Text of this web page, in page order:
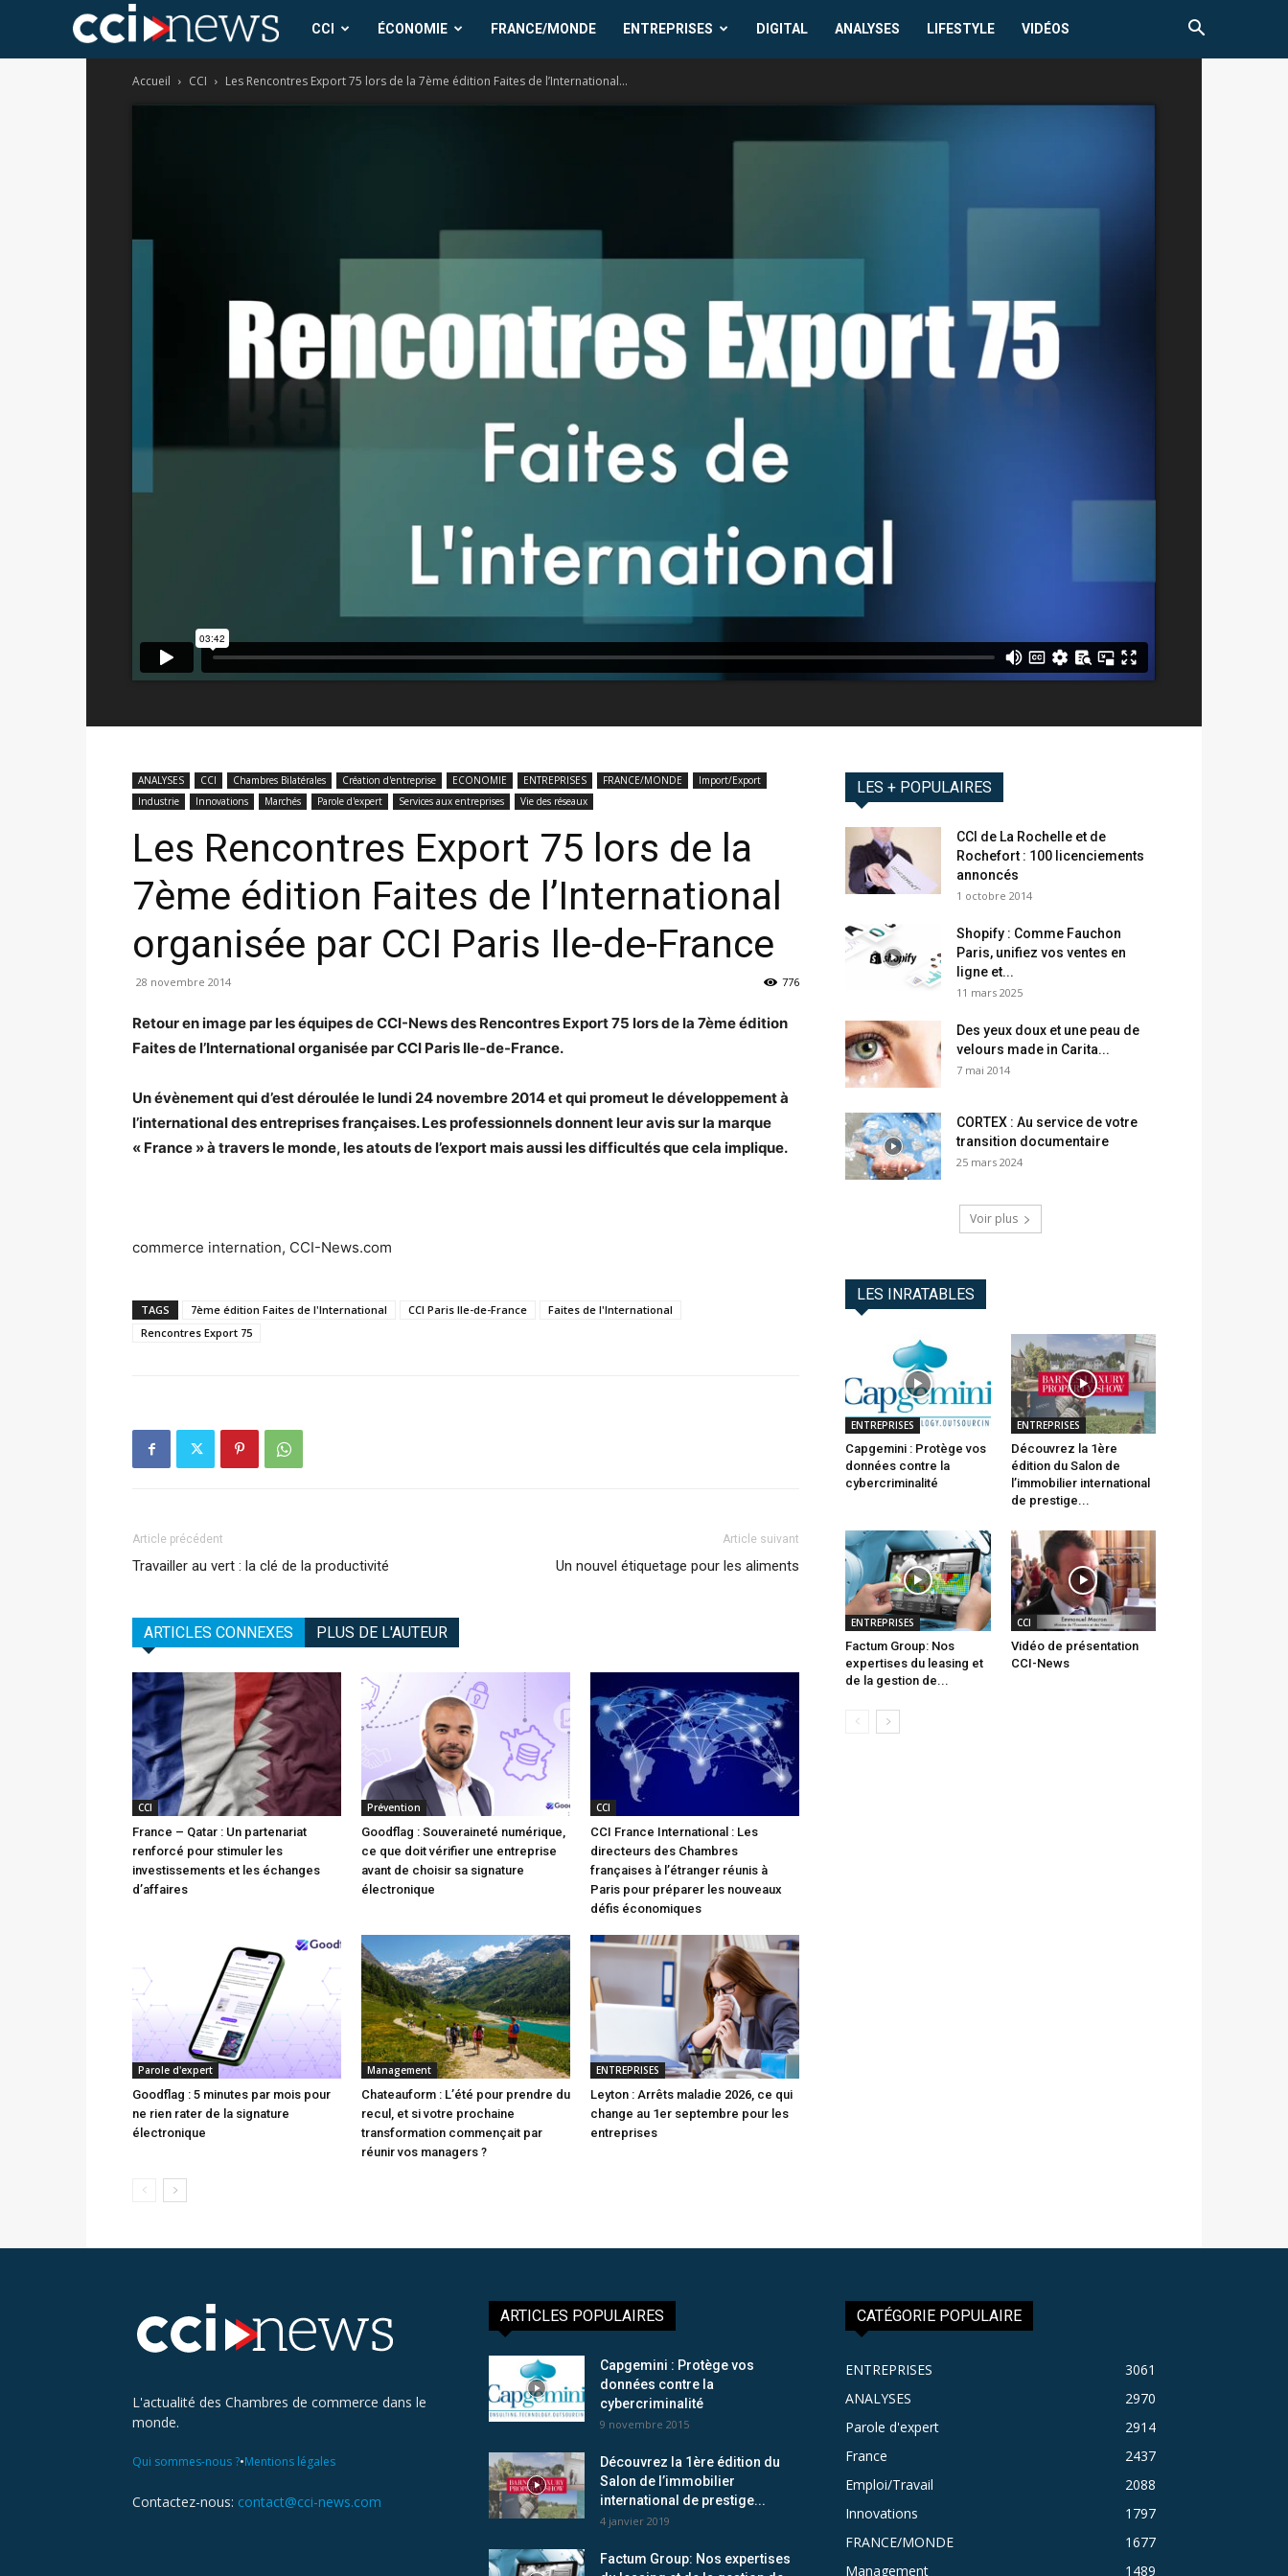
CCI
News
CCI ÉCONOMIE FRANCE/MONDE ENTREPRISES DIGITAL ANALYSES LIFESTYLE VIDÉOS
Accueil CCI Les Rencontres Export 75 lors de la 7ème édition Faites de l’International...
ANALYSES CCI Chambres Bilatérales Création d'entreprise ECONOMIE ENTREPRISES FRANCE/MONDE
Import/Export
Industrie
Innovations Marchés Parole d'expert Services aux entreprises Vie des réseaux
Les Rencontres Export 75 lors de la
7ème édition Faites de l’International
organisée par CCI Paris Ile-de-France
28 novembre 2014 776
Retour en image par les équipes de CCI-News des Rencontres Export 75 lors de la 7ème édition
Faites de l’International organisée par CCI Paris Ile-de-France.
Un évènement qui d’est déroulée le lundi 24 novembre 2014 et qui promeut le développement à
l’international des entreprises françaises. Les professionnels donnent leur avis sur la marque
« France » à travers le monde, les atouts de l’export mais aussi les difficultés que cela implique.
commerce internation, CCI-News.com
TAGS 7ème édition Faites de l'International CCI Paris Ile-de-France
Faites de l'International
Rencontres Export 75
Article précédent
Travailler au vert : la clé de la productivité
Article suivant
Un nouvel étiquetage pour les aliments
ARTICLES CONNEXES PLUS DE L'AUTEUR
CCI
France – Qatar : Un partenariat
renforcé pour stimuler les
investissements et les échanges
d’affaires
Prévention
Goodflag : Souveraineté numérique,
ce que doit vérifier une entreprise
avant de choisir sa signature
électronique
CCI
CCI France International : Les
directeurs des Chambres
françaises à l’étranger réunis à
Paris pour préparer les nouveaux
défis économiques
Parole d'expert
Goodflag : 5 minutes par mois pour
ne rien rater de la signature
électronique
Management
Chateauform : L’été pour prendre du
recul, et si votre prochaine
transformation commençait par
réunir vos managers ?
ENTREPRISES
Leyton : Arrêts maladie 2026, ce qui
change au 1er septembre pour les
entreprises
LES + POPULAIRES
CCI de La Rochelle et de
Rochefort : 100 licenciements
annoncés
1 octobre 2014
Shopify : Comme Fauchon
Paris, unifiez vos ventes en
ligne et...
11 mars 2025
Des yeux doux et une peau de
velours made in Carita...
7 mai 2014
CORTEX : Au service de votre
transition documentaire
25 mars 2024
Voir plus
LES INRATABLES
ENTREPRISES
Capgemini : Protège vos
données contre la
cybercriminalité
ENTREPRISES
Découvrez la 1ère
édition du Salon de
l’immobilier international
de prestige...
ENTREPRISES
Factum Group: Nos
expertises du leasing et
de la gestion de...
CCI
Vidéo de présentation
CCI-News
L'actualité des Chambres de commerce dans le
monde.
Qui sommes-nous ?•Mentions légales
Contactez-nous: contact@cci-news.com
ARTICLES POPULAIRES
Capgemini : Protège vos
données contre la
cybercriminalité
9 novembre 2015
Découvrez la 1ère édition du
Salon de l’immobilier
international de prestige...
4 janvier 2019
Factum Group: Nos expertises
CATÉGORIE POPULAIRE
ENTREPRISES
3061
ANALYSES
2970
Parole d'expert
2914
France
2437
Emploi/Travail
2088
Innovations
1797
FRANCE/MONDE
1677
Management
1489